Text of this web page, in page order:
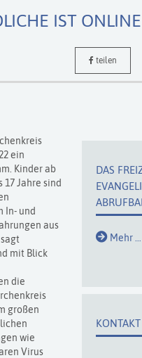
IST ONLINE
teilen
ein
Kinder ab
Jahre sind
In- und
aus
mit Blick
die
großen
wie
Virus
DAS
Mehr …
KONTAKT